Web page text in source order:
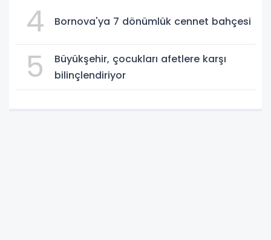
4 Bornova'ya 7 dönümlük cennet bahçesi
5
Büyükşehir, çocukları afetlere karşı
bilinçlendiriyor